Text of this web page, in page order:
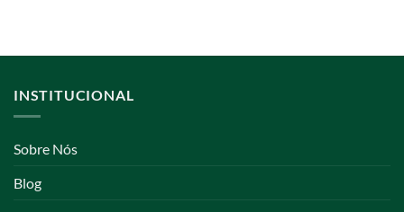
INSTITUCIONAL
Sobre Nós
Blog